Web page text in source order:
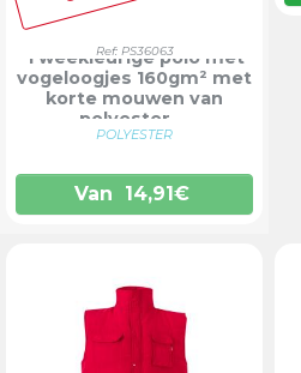
Ref: PS36063
Tweekleurige polo met
vogeloogjes 160gm² met
korte mouwen van
polyester ...
POLYESTER
Van 14,91€